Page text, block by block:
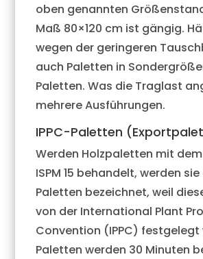
oben genannten
Maß 80×120 cm ist gängig.
wegen der geringeren
auch Paletten in
Paletten. Was die Traglast
mehrere Ausführungen.
IPPC-Paletten
Werden Holzpaletten mit
ISPM 15 behandelt, werden sie
Paletten bezeichnet, weil
von der International Plant
Convention (IPPC) festgelegt
Paletten werden 30 Minuten